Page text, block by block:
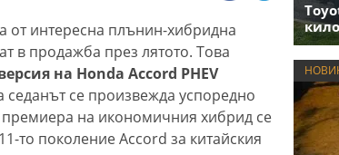
от интересна плънин-хибридна
в продажба през лятото. Това
на Honda Accord PHEV
седанът се произвежда успоредно
на икономичния хибрид се
то поколение Accord за китайския